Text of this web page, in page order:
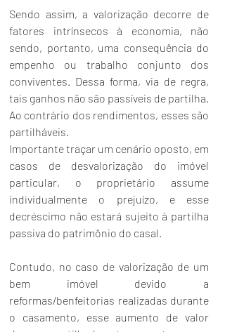
Sendo assim, a valorização decorre de
fatores intrínsecos à economia, não
sendo, portanto, uma consequência do
empenho ou trabalho conjunto dos
conviventes. Dessa forma, via de regra,
tais ganhos não são passíveis de partilha.
Ao contrário dos rendimentos, esses são
partilháveis.
Importante traçar um cenário oposto, em
casos de desvalorização do imóvel
particular, o proprietário assume
individualmente o prejuízo, e esse
decréscimo não estará sujeito à partilha
passiva do patrimônio do casal.
Contudo, no caso de valorização de um
bem imóvel devido a
reformas/benfeitorias realizadas durante
o casamento, esse aumento de valor